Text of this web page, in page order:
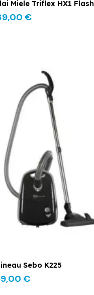
Miele Triflex HX1 Flash
€
Sebo K225
€.
€
actuel
est :
259,00 €.